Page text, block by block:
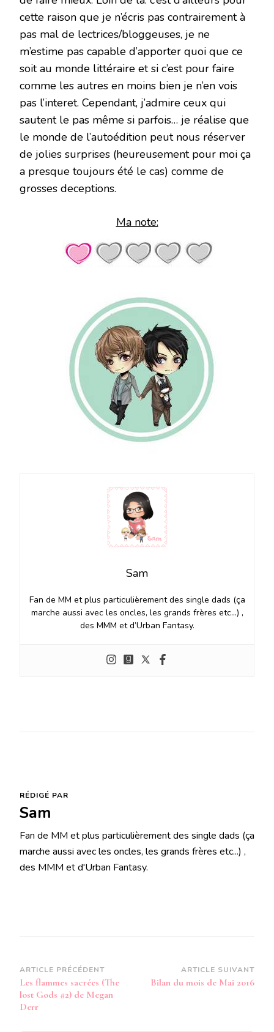
cette raison que je n’écris pas contrairement à
pas mal de lectrices/bloggeuses, je ne
m’estime pas capable d’apporter quoi que ce
soit au monde littéraire et si c’est pour faire
comme les autres en moins bien je n’en vois
pas l’interet. Cependant, j’admire ceux qui
sautent le pas même si parfois… je réalise que
le monde de l’autoédition peut nous réserver
de jolies surprises (heureusement pour moi ça
a presque toujours été le cas) comme de
grosses deceptions.
Ma note:
Sam
Fan de MM et plus particulièrement des single dads (ça
marche aussi avec les oncles, les grands frères etc…) ,
des MMM et d’Urban Fantasy.
RÉDIGÉ PAR
Sam
Fan de MM et plus particulièrement des single dads (ça
marche aussi avec les oncles, les grands frères etc...) ,
des MMM et d'Urban Fantasy.
Navigation
d’article
ARTICLE PRÉCÉDENT
Les flammes sacrées (The
lost Gods #2) de Megan
Derr
ARTICLE SUIVANT
Bilan du mois de Mai 2016